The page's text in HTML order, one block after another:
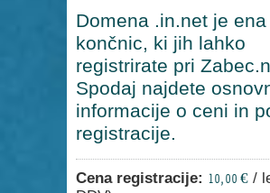
Domena .in.net je ena
končnic, ki jih lahko
registrirate pri
Spodaj najdete
informacije o ceni in
registracije.
Cena registracije: 10,00 € /